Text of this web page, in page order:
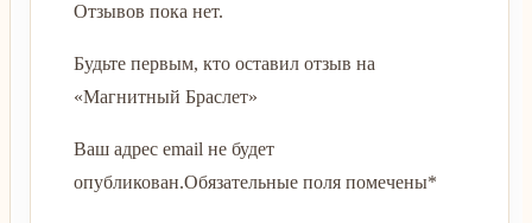
Отзывов пока нет.
Будьте первым, кто оставил отзыв на
«Магнитный Браслет»
Ваш адрес email не будет
опубликован.Обязательные поля помечены*